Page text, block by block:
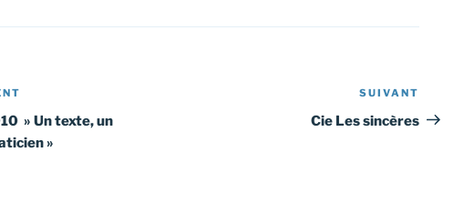
» Un texte, un
»
suivant
SUIVANT
Cie Les sincères